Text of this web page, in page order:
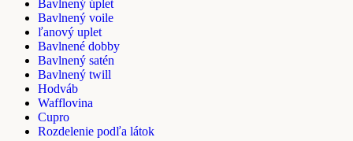
Bavlnený úplet
Bavlnený voile
ľanový uplet
Bavlnené dobby
Bavlnený satén
Bavlnený twill
Hodváb
Wafflovina
Cupro
Rozdelenie podľa látok